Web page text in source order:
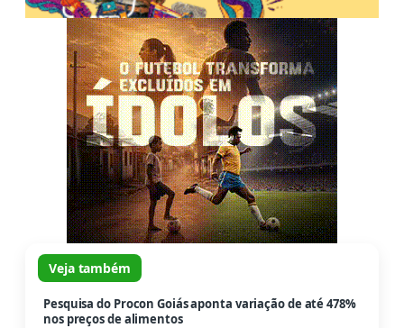
Veja também
Pesquisa do Procon Goiás aponta variação de até 478%
nos preços de alimentos